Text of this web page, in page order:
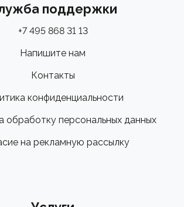
поддержки
+7 495 868 31 13
Напишите нам
Контакты
конфиденциальности
обработку персональных данных
на рекламную рассылку